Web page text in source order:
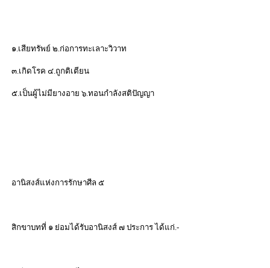
๑.เสียทรัพย์ ๒.ก่อการทะเลาะวิวาท
๓.เกิดโรค ๔.ถูกติเตียน
๕.เป็นผู้ไม่มียางอาย ๖.ทอนกำลังสติปัญญา
อานิสงส์แห่งการรักษาศีล ๕
สิกขาบทที่ ๑ ย่อมได้รับอานิสงส์ ๗ ประการ ได้แก่.-